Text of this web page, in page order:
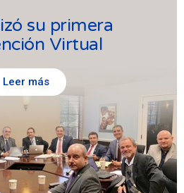
su primera
Virtual
Leer más